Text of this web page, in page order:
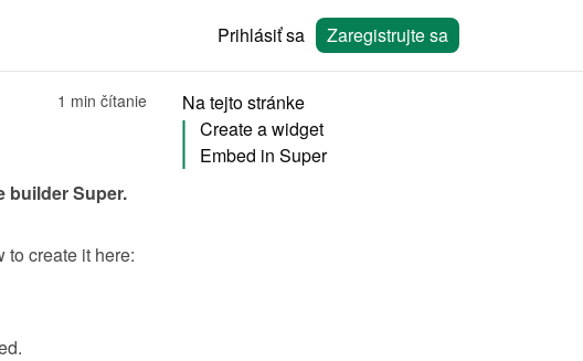
Prihlásiť sa Zaregistrujte sa
1 min čítanie
builder Super.
Na tejto stránke
Create a widget
Embed in Super